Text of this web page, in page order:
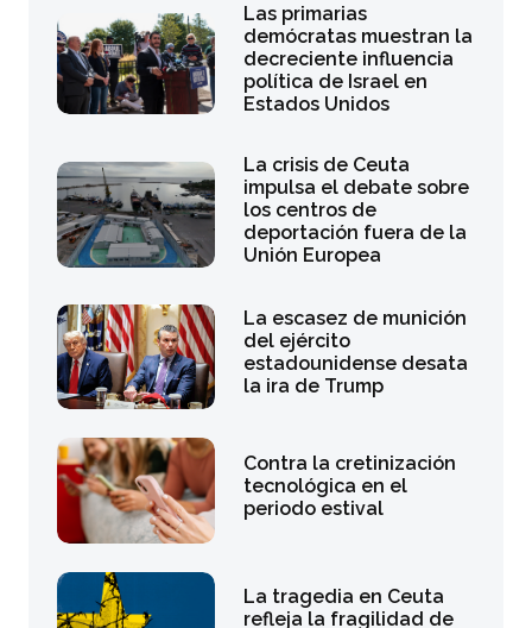
Las primarias
demócratas muestran la
decreciente influencia
política de Israel en
Estados Unidos
La crisis de Ceuta
impulsa el debate sobre
los centros de
deportación fuera de la
Unión Europea
La escasez de munición
del ejército
estadounidense desata
la ira de Trump
Contra la cretinización
tecnológica en el
periodo estival
La tragedia en Ceuta
refleja la fragilidad de